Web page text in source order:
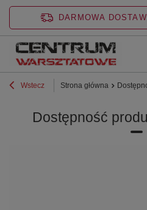
DARMOWA
Wstecz Strona główna
Dostępność